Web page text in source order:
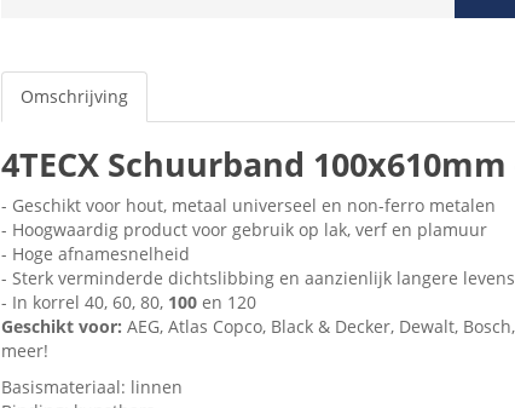
Omschrijving
4TECX Schuurband 100x610mm
- Geschikt voor hout, metaal universeel en non-ferro metalen
- Hoogwaardig product voor gebruik op lak, verf en plamuur
- Hoge afnamesnelheid
- Sterk verminderde dichtslibbing en aanzienlijk langere
- In korrel 40, 60, 80, 100 en 120
Geschikt voor: AEG, Atlas Copco, Black & Decker, Dewalt,
meer!
Basismateriaal: linnen